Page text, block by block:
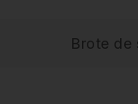
Brote de